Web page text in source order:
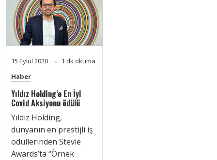
15 Eylül 2020
1 dk okuma
Haber
Yıldız Holding’e En İyi
Covid Aksiyonu ödülü
Yıldız Holding,
dünyanın en prestijli iş
ödüllerinden Stevie
Awards’ta “Örnek